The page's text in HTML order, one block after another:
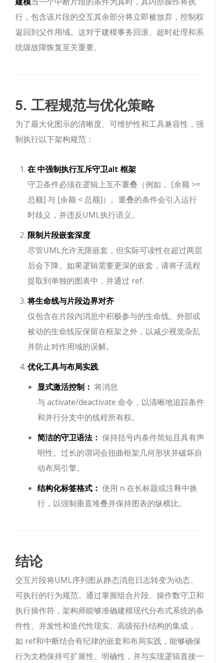
行，包含该片段的交互其余部分将立即被放弃，控制权
返回到父作用域。这对于建模事务回滚、超时处理和系
统级故障恢复至关重要。
5. 工程规范与优化策略
为了最大化图示的清晰度、可维护性和工具兼容性，强
制执行以下架构规范：
在 中强制执行互斥守卫alt 框架
守卫条件必须在逻辑上互不重叠（例如， [余额 >=
总额] 与 [余额 < 总额]）。重叠的条件会引入运行
时歧义，并违反UML执行语义。
限制片段嵌套深度
尽管UML允许无限嵌套，但实际可读性在超过两层
后会下降。如果逻辑需要更深的嵌套，请将子流程
提取到单独的图表中，并通过 ref.
将生命线与片段边界对齐
仅包含在片段内消息中积极参与的生命线。外部或
被动的生命线应保留在框架之外，以减少视觉杂乱
并防止对作用域的误解。
优化工具与布局实践
显式激活控制： 将消息
与activate/deactivate 命令，以清晰地追踪条件
和并行分支中的线程所有权。
简洁的守卫语法： 保持括号内条件简短且具有声
明性。过长的谓词会扭曲框架几何形状并破坏自
动布局引擎。
结构化标签格式： 使用 n 在长标题或注释中换
行，以强制垂直堆叠并保持图表的纵横比。
结论
交互片段将UML序列图从静态消息日志转变为动态、
可执行的行为规范。通过掌握组合片段、操作数守卫和
执行操作符，架构师能够准确建模现代分布式系统的条
件性、并发性和迭代性现实。高级拓扑结构的集成，
如 ref和中断结合有纪律的嵌套和布局实践，能够确保
行为文档保持可扩展性、明确性，并与实现逻辑直接一